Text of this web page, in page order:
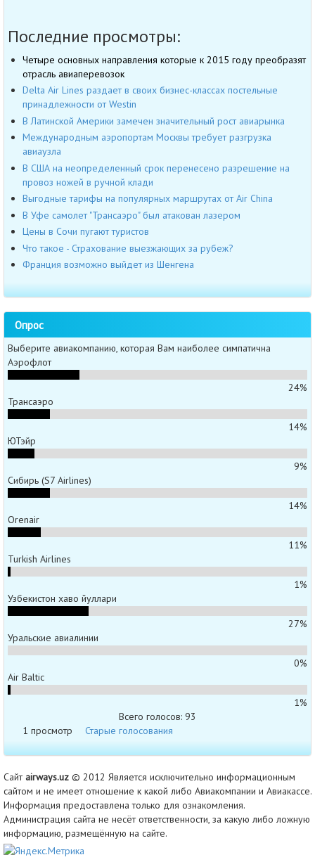
Последние просмотры:
Четыре основных направления которые к 2015 году преобразят
отрасль авиаперевозок
Delta Air Lines раздает в своих бизнес-классах постельные
принадлежности от Westin
В Латинской Америки замечен значительный рост авиарынка
Международным аэропортам Москвы требует разгрузка
авиаузла
В США на неопределенный срок перенесено разрешение на
провоз ножей в ручной клади
Выгодные тарифы на популярных маршрутах от Air China
В Уфе самолет "Трансаэро" был атакован лазером
Цены в Сочи пугают туристов
Что такое - Страхование выезжающих за рубеж?
Франция возможно выйдет из Шенгена
Опрос
Выберите авиакомпанию, которая Вам наиболее симпатична
Аэрофлот
24%
Трансаэро
14%
ЮТэйр
9%
Сибирь (S7 Airlines)
14%
Orenair
11%
Turkish Airlines
1%
Узбекистон хаво йуллари
27%
Уральские авиалинии
0%
Air Baltic
1%
Всего голосов: 93
1 просмотр
Старые голосования
Сайтairways.uz © 2012 Является исключительно информационным
сайтом и не имеет отношение к какой либо Авиакомпании и Авиакассе.
Информация предоставлена только для ознакомления.
Администрация сайта не несёт ответственности, за какую либо ложную
информацию, размещённую на сайте.